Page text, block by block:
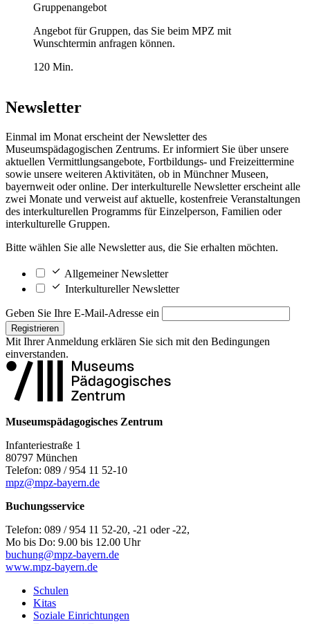
Gruppenangebot
Angebot für Gruppen, das Sie beim MPZ mit
Wunschtermin anfragen können.
120 Min.
Newsletter
Einmal im Monat erscheint der Newsletter des
Museumspädagogischen Zentrums. Er informiert Sie über unsere
aktuellen Vermittlungsangebote, Fortbildungs- und Freizeittermine
sowie unsere weiteren Aktivitäten, ob in Münchner Museen,
bayernweit oder online. Der interkulturelle Newsletter erscheint alle
zwei Monate und verweist auf aktuelle, kostenfreie Veranstaltungen
des interkulturellen Programms für Einzelperson, Familien oder
interkulturelle Gruppen.
Bitte wählen Sie alle Newsletter aus, die Sie erhalten möchten.
Allgemeiner Newsletter
Interkultureller Newsletter
Geben Sie Ihre E-Mail-Adresse ein
Registrieren
Mit Ihrer Anmeldung erklären Sie sich mit den Bedingungen
einverstanden.
Museumspädagogisches Zentrum
Infanteriestraße 1
80797 München
Telefon: 089 / 954 11 52-10
mpz@mpz-bayern.de
Buchungsservice
Telefon: 089 / 954 11 52-20, -21 oder -22,
Mo bis Do: 9.00 bis 12.00 Uhr
buchung@mpz-bayern.de
www.mpz-bayern.de
Schulen
Kitas
Soziale Einrichtungen